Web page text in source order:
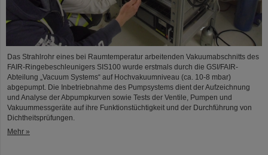
Das Strahlrohr eines bei Raumtemperatur arbeitenden Vakuumabschnitts des
FAIR-Ringebeschleunigers SIS100 wurde erstmals durch die GSI/FAIR-
Abteilung „Vacuum Systems“ auf Hochvakuumniveau (ca. 10-8 mbar)
abgepumpt. Die Inbetriebnahme des Pumpsystems dient der Aufzeichnung
und Analyse der Abpumpkurven sowie Tests der Ventile, Pumpen und
Vakuummessgeräte auf ihre Funktionstüchtigkeit und der Durchführung von
Dichtheitsprüfungen.
Mehr »